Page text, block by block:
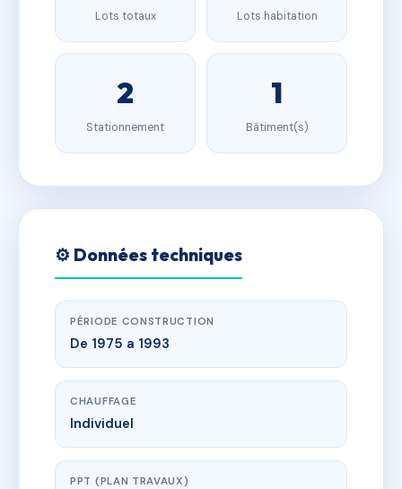
Lots totaux Lots habitation
2
Stationnement
1
Bâtiment(s)
⚙️ Données techniques
PÉRIODE CONSTRUCTION
De 1975 a 1993
CHAUFFAGE
Individuel
PPT (PLAN TRAVAUX)